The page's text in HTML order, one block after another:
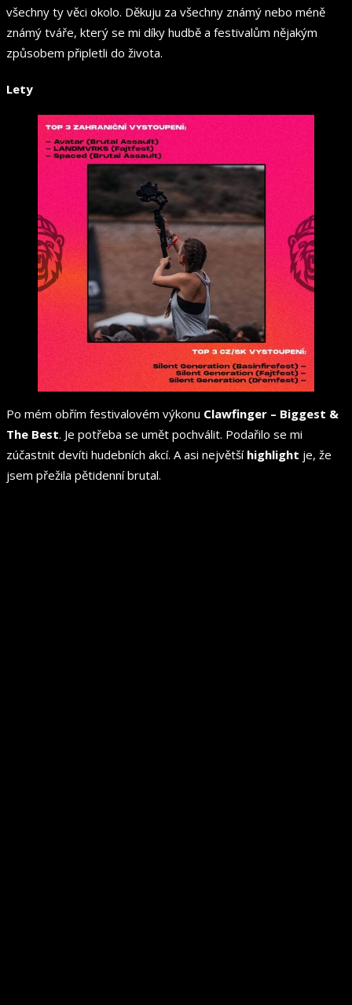
všechny ty věci okolo. Děkuju za všechny známý nebo méně
známý tváře, který se mi díky hudbě a festivalům nějakým
způsobem připletli do života.
Lety
Po mém obřím festivalovém výkonu Clawfinger – Biggest &
The Best. Je potřeba se umět pochválit. Podařilo se mi
zúčastnit devíti hudebních akcí. A asi největší highlight je, že
jsem přežila pětidenní brutal.